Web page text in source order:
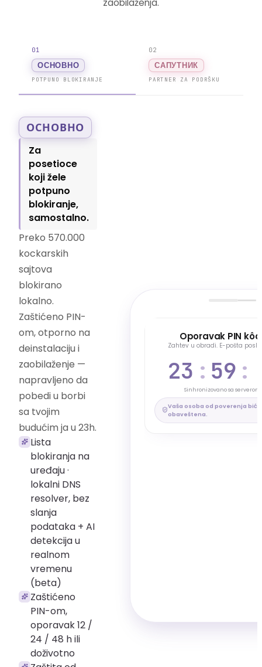
01
ОСНОВНО
POTPUNO BLOKIRANJE
02
САПУТНИК
PARTNER ZA PODRŠKU
ОСНОВНО
Za
posetioce
koji žele
potpuno
blokiranje,
samostalno.
Preko 570.000
kockarskih
sajtova
blokirano
lokalno.
Zaštićeno PIN-
om, otporno na
deinstalaciju i
zaobilaženje —
napravljeno da
pobedi u borbi
sa tvojim
budućim ja u 23h.
Lista
blokiranja na
uređaju ·
lokalni DNS
resolver, bez
slanja
podataka + AI
detekcija u
realnom
vremenu
(beta)
Zaštićeno
PIN-om,
oporavak 12 /
24 / 48 h ili
doživotno
ОСНОВНО
Generišite skriveni PIN
Aktivan PIN kôd
Vaša zaštita je aktivna
Deaktivirati PIN kôd
Oporavak PIN
Zahtev u obradi. E-pošta
23 : 59 :
Sinhronizovano sa serverom.
Vaša osoba od poverenja biće
obaveštena.